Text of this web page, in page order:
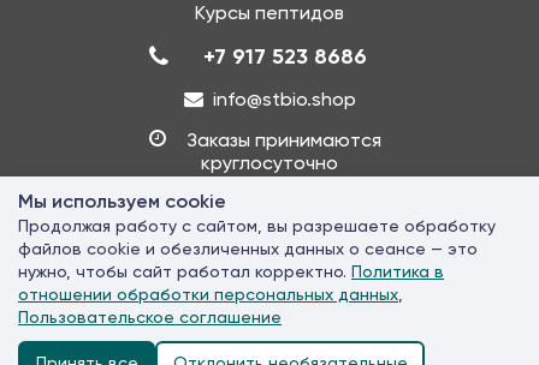
Курсы пептидов
+7 917 523 8686
info@stbio.shop
Заказы принимаются
круглосуточно
© 2026 «STbio» - Производство и продажа пептидов. Все права
защищены. Копирование запрещено
Использование сайта означает согласие с
соглашениемиПолитикой обработки персональных данных
Политика конфиденциальности
Мы используем cookie
Продолжая работу с сайтом, вы разрешаете обработку
файлов cookie и обезличенных данных о сеансе — это
нужно, чтобы сайт работал корректно. Политика в
отношении обработки персональных данных
Пользовательское соглашение